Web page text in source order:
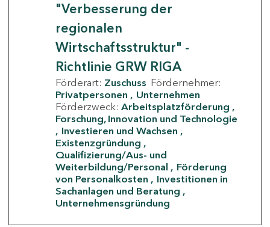
"Verbesserung der
regionalen
Wirtschaftsstruktur" -
Richtlinie GRW RIGA
Förderart: Zuschuss Fördernehmer:
Privatpersonen
Unternehmen
Förderzweck: Arbeitsplatzförderung
Forschung, Innovation und Technologie
Investieren und Wachsen
Existenzgründung
Qualifizierung/Aus- und
Weiterbildung/Personal
Förderung
von Personalkosten
Investitionen in
Sachanlagen und Beratung
Unternehmensgründung